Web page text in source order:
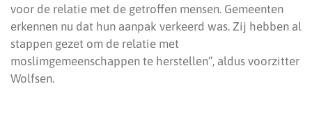
voor de relatie met de getroffen mensen. Gemeenten
erkennen nu dat hun aanpak verkeerd was. Zij hebben al
stappen gezet om de relatie met
moslimgemeenschappen te herstellen”, aldus voorzitter
Wolfsen.